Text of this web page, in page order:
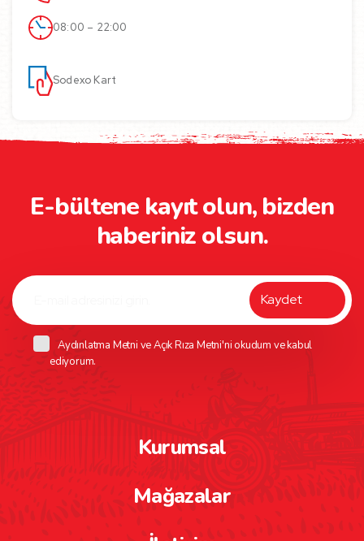
08:00 – 22:00
Sodexo Kart
E-bültene kayıt olun, bizden
haberiniz olsun.
Aydınlatma Metni veAçık Rıza Metni'ni okudum ve kabul
ediyorum.
Kurumsal
Mağazalar